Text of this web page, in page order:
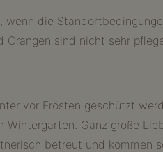
die
sind nicht sehr
vor Frösten geschützt
Ganz große
betreut und kommen